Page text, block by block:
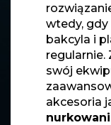
wtedy, gdy
bakcyla i
regularnie.
swój
akcesoria